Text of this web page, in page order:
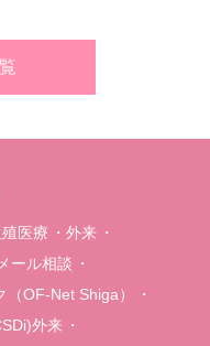
医療
外来
ール相談
OF-Net Shiga）
外来